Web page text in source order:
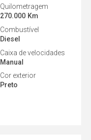
Quilometragem
270.000 Km
Combustível
Diesel
Caixa de velocidades
Manual
Cor exterior
Preto